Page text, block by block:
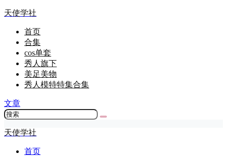
天使学社
首页
合集
cos单套
秀人旗下
美足美物
秀人模特特集合集
文章
天使学社
首页